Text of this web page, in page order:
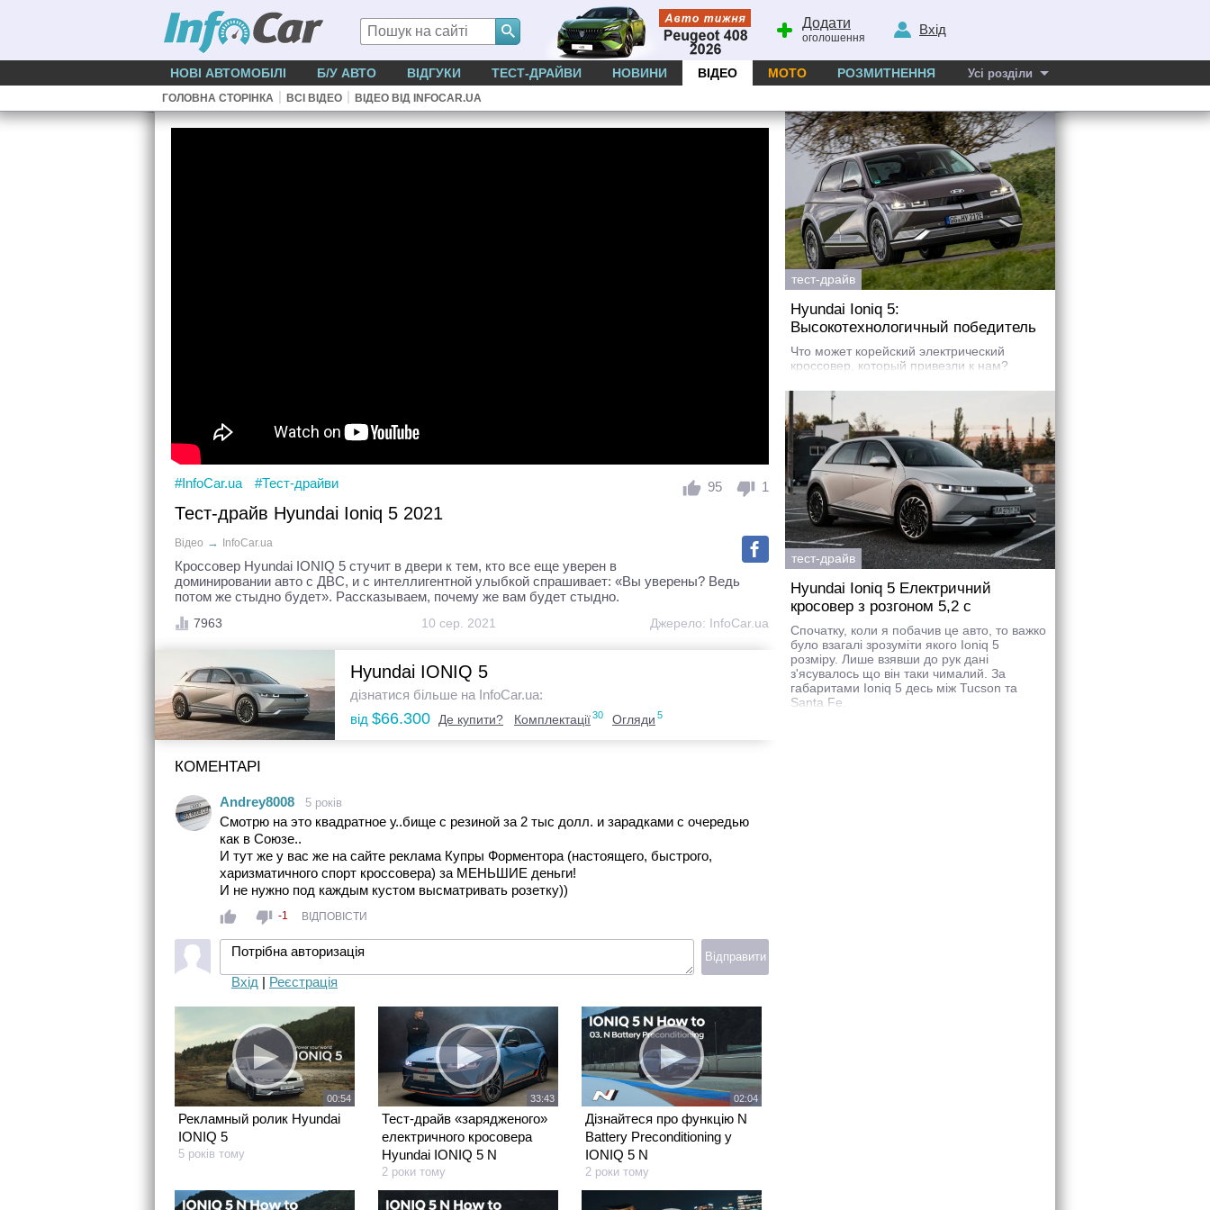
Додати
оголошення
Вхід
НОВІ АВТОМОБІЛІ Б/У АВТО ВІДГУКИ ТЕСТ-ДРАЙВИ НОВИНИ ВІДЕО МОТО РОЗМИТНЕННЯ Усі розділи
ГОЛОВНА СТОРІНКА | ВСІ ВІДЕО | ВІДЕО ВІД INFOCAR.UA
95 1
#InfoCar.ua #Тест-драйви
Тест-драйв Hyundai Ioniq 5 2021
Відео → InfoCar.ua
Кроссовер Hyundai IONIQ 5 стучит в двери к тем, кто все еще уверен в
доминировании авто с ДВС, и с интеллигентной улыбкой спрашивает: «Вы уверены? Ведь
потом же стыдно будет». Рассказываем, почему же вам будет стыдно.
7963 Джерело: InfoCar.ua
10 сер. 2021
Hyundai IONIQ 5
дізнатися більше на InfoCar.ua:
від $66.300 Де купити? Комплектації30 Огляди 5
КОМЕНТАРІ
Andrey8008 5 років
Смотрю на это квадратное у..бище с резиной за 2 тыс долл. и зарадками с очередью
как в Союзе..
И тут же у вас же на сайте реклама Купры Форментора (настоящего, быстрого,
харизматичного спорт кроссовера) за МЕНЬШИЕ деньги!
И не нужно под каждым кустом высматривать розетку))
-1 ВІДПОВІСТИ
Потрібна авторизація
Вхід | Реєстрація
Відправити
00:54
Рекламный ролик Hyundai
IONIQ 5
5 років тому
33:43
Тест-драйв «зарядженого»
електричного кросовера
Hyundai IONIQ 5 N
2 роки тому
02:04
Дізнайтеся про функцію N
Battery Preconditioning у
IONIQ 5 N
2 роки тому
тест-драйв
Hyundai Ioniq 5:
Высокотехнологичный победитель
Что может корейский электрический
кроссовер, который привезли к нам?
тест-драйв
Hyundai Ioniq 5 Електричний
кросовер з розгоном 5,2 с
Спочатку, коли я побачив це авто, то важко
було взагалі зрозуміти якого Ioniq 5
розміру. Лише взявши до рук дані
з'ясувалось що він таки чималий. За
габаритами Ioniq 5 десь між Tucson та
Santa Fe.